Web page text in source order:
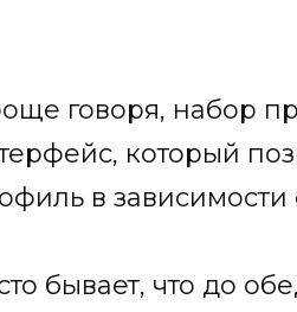
говоря, набор
который
в
бывает, что до